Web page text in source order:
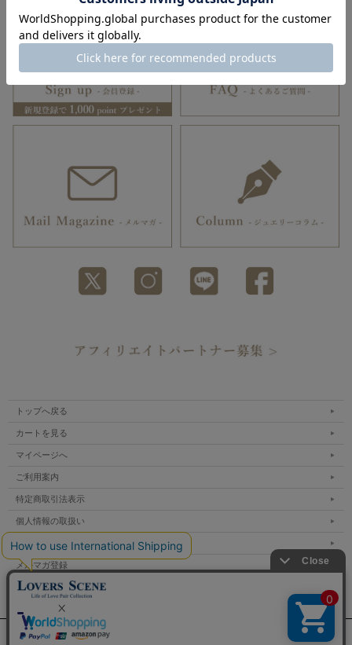
トップへ戻る
カートを見る
マイページへ
ご利用案内
特定商取引法表示
個人情報の取扱い
サイトマップ
メルマガ登録
お問い合わせ